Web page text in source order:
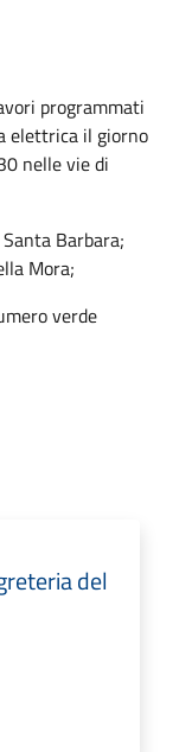
programmati
elettrica il giorno
nelle vie di
Barbara;
Mora;
verde
del